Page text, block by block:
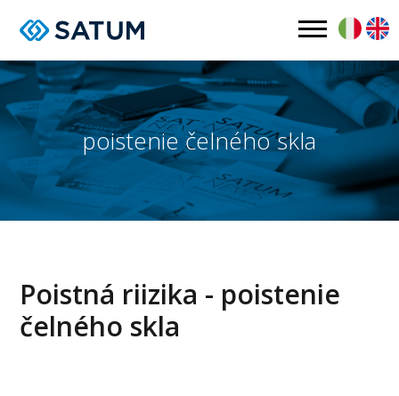
poistenie čelného skla
Poistná riizika - poistenie
čelného skla